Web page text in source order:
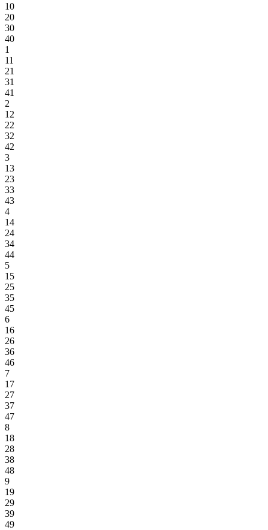
10
20
30
40
1
11
21
31
41
2
12
22
32
42
3
13
23
33
43
4
14
24
34
44
5
15
25
35
45
6
16
26
36
46
7
17
27
37
47
8
18
28
38
48
9
19
29
39
49